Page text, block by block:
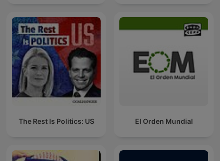
The Rest Is Politics: US El Orden Mundial